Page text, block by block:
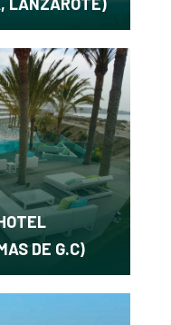
DE G.C)